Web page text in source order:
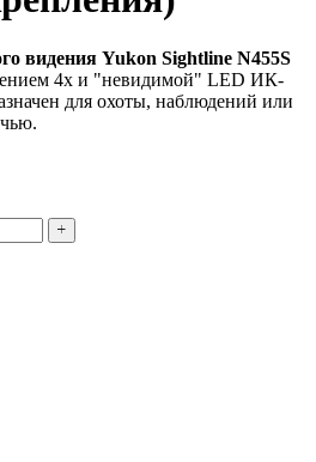
видения Yukon Sightline N455S
4x и "невидимой" LED ИК-
для охоты, наблюдений или